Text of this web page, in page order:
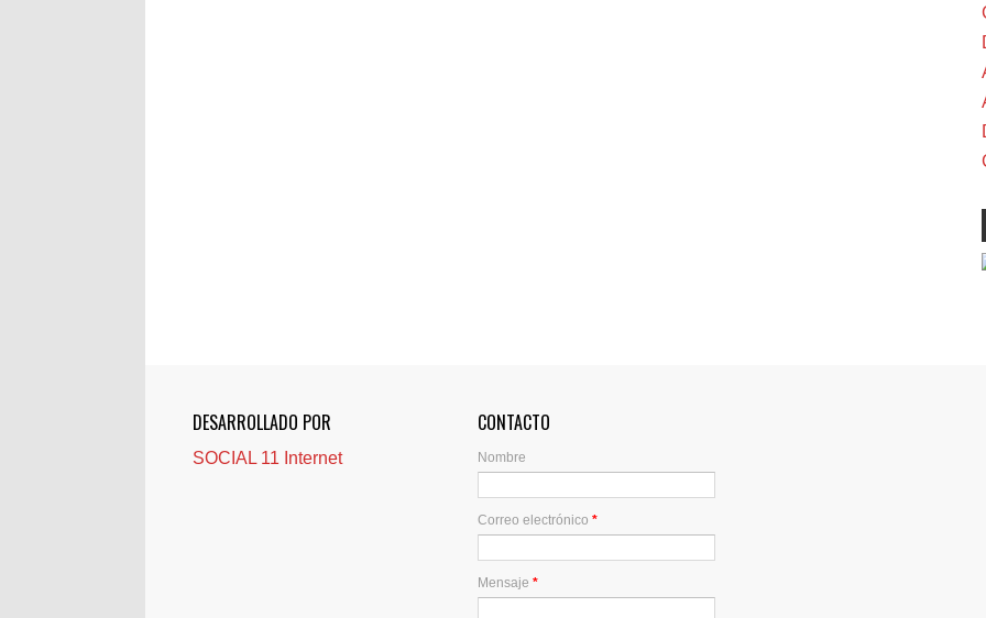
DESARROLLADO POR
SOCIAL 11 Internet
CONTACTO
Nombre
Correo electrónico*
Mensaje*